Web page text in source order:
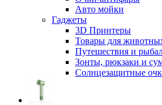
Авто мойки
Гаджеты
3D Принтеры
Товары для
Путешествия и
Зонты, рюкзаки и
Солнцезащитные